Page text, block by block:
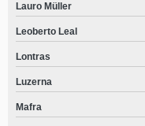
Lauro Müller
Leoberto Leal
Lontras
Luzerna
Mafra